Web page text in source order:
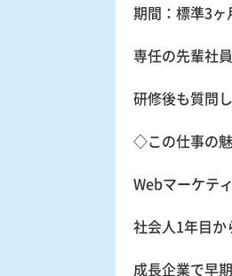
期間：標準3ヶ
専任の先輩社
研修後も質問
◇この仕事の
Webマーケテ
社会人1年目か
成長企業で早